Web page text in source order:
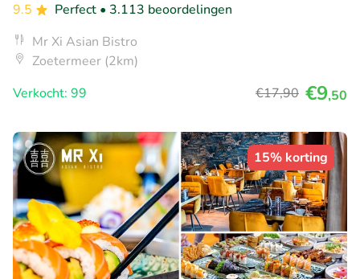
9.5
Perfect • 3.113 beoordelingen
Mr Xi Asian Bistro
Zoetermeer (2km)
Verkocht: 99
€17,90 €9,50
15% korting